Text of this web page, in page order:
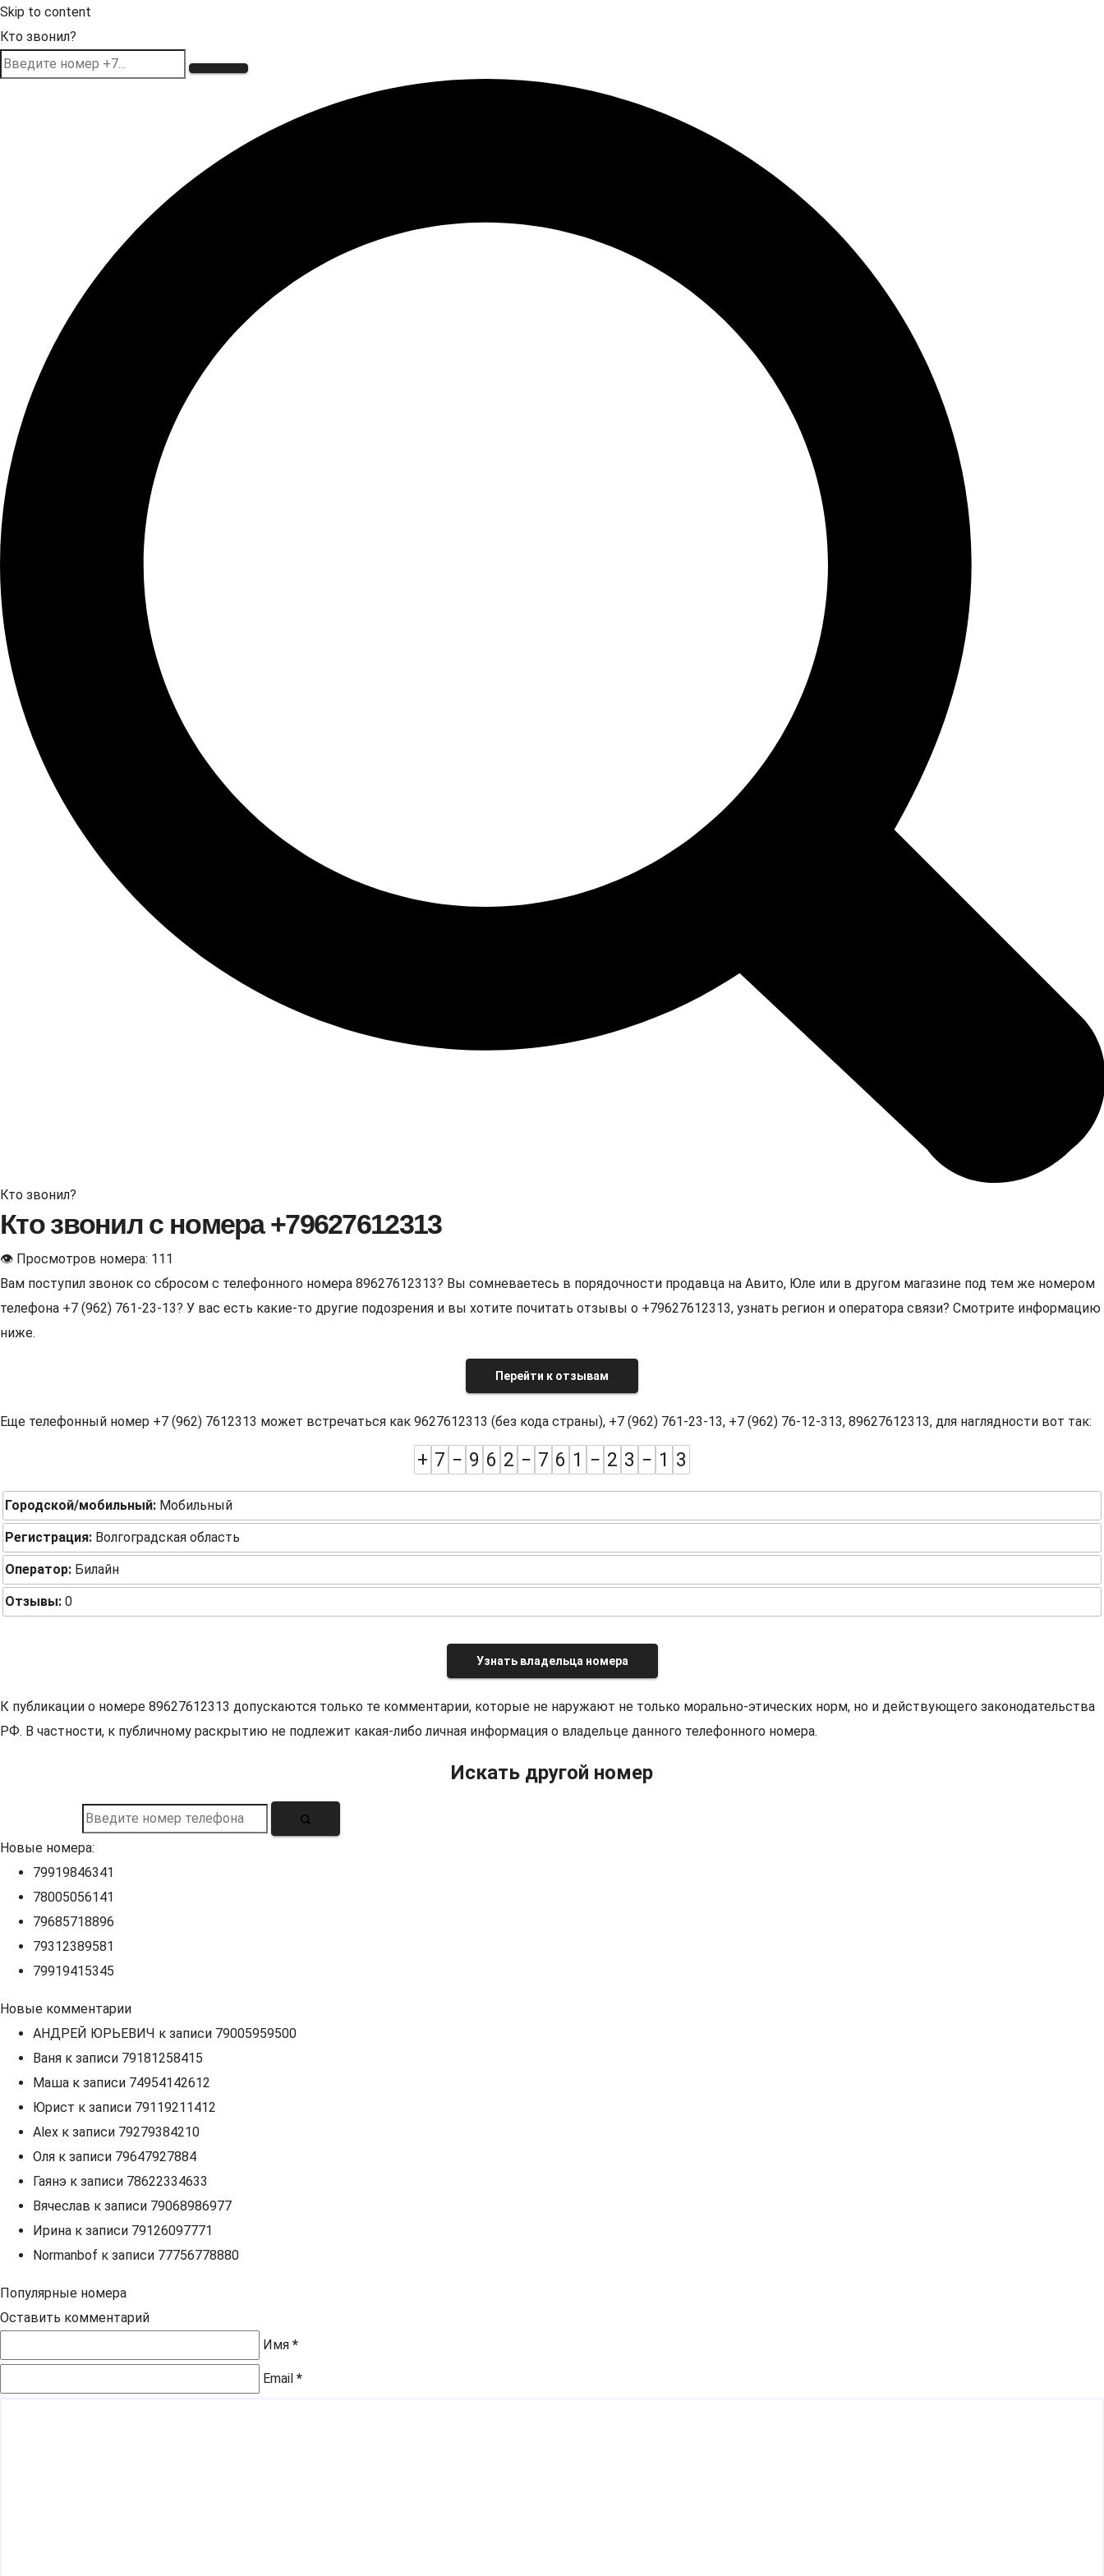
Skip to content
Кто звонил?
Кто звонил?
Кто звонил с номера +79627612313
👁 Просмотров номера: 111
Вам поступил звонок со сбросом с телефонного номера 89627612313? Вы сомневаетесь в порядочности продавца на Авито, Юле или в другом магазине под тем же номером
телефона +7 (962) 761-23-13? У вас есть какие-то другие подозрения и вы хотите почитать отзывы о +79627612313, узнать регион и оператора связи? Смотрите информацию
ниже.
Перейти к отзывам
Еще телефонный номер +7 (962) 7612313 может встречаться как 9627612313 (без кода страны), +7 (962) 761-23-13, +7 (962) 76-12-313, 89627612313, для наглядности вот так:
+ 7 − 9 6 2 − 7 6 1 − 2 3 − 1 3
Городской/мобильный: Мобильный
Регистрация: Волгоградская область
Оператор: Билайн
Отзывы: 0
Узнать владельца номера
К публикации о номере 89627612313 допускаются только те комментарии, которые не наружают не только морально-этических норм, но и действующего законодательства
РФ. В частности, к публичному раскрытию не подлежит какая-либо личная информация о владельце данного телефонного номера.
Искать другой номер
Новые номера:
79919846341
78005056141
79685718896
79312389581
79919415345
Новые комментарии
АНДРЕЙ ЮРЬЕВИЧ к записи 79005959500
Ваня к записи 79181258415
Маша к записи 74954142612
Юрист к записи 79119211412
Alex к записи 79279384210
Оля к записи 79647927884
Гаянэ к записи 78622334633
Вячеслав к записи 79068986977
Ирина к записи 79126097771
Normanbof к записи 77756778880
Популярные номера
Оставить комментарий
Имя *
Email *